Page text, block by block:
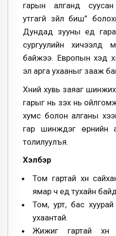
гарын алганд
утгагүй зүйл биш”
Дундад зууны үед
сургуулийн хичээлд
байжээ. Европын хэд
эл арга ухааныг зааж
Хүний хувь заяаг
гарыг нь үзэх нь
хумс болон алганы
гар шинждэг өрнийн
толилуулъя.
Хэлбэр
Том гартай хүн
ямар ч үед тухайн
Том, урт, бас хуурай
ухаантай.
Жижиг гартай хүн